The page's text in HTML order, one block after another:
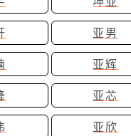
亚男
亚辉
亚芯
亚欣